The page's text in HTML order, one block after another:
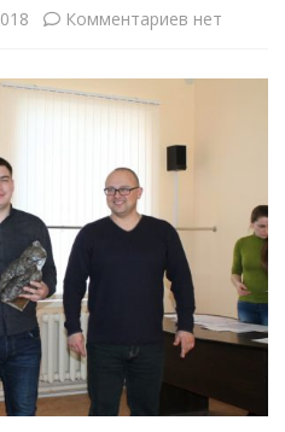
Комментариев к
в
ответе!
нет